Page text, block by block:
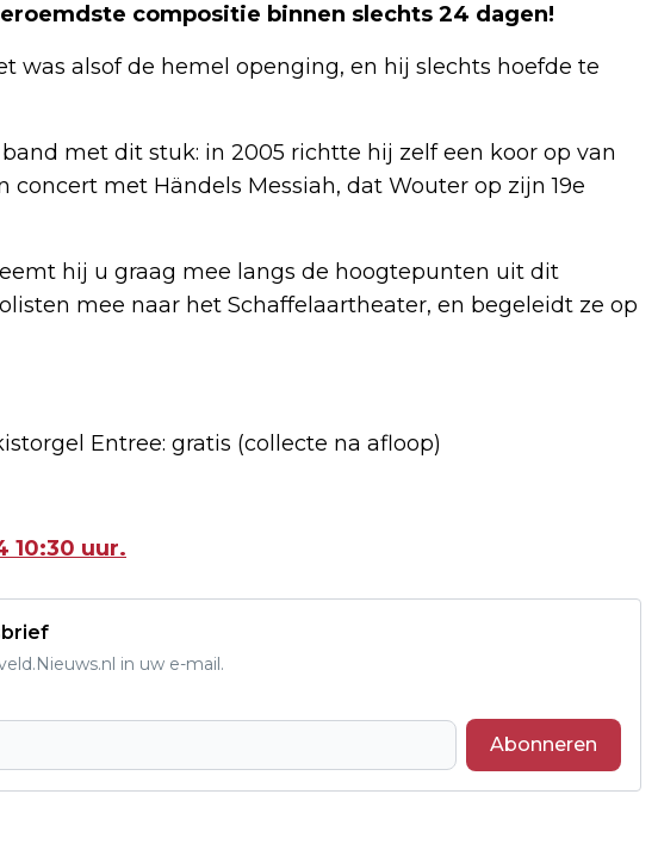
compositie binnen slechts 24 dagen!
was alsof de hemel openging, en hij slechts hoefde te
met dit stuk: in 2005 richtte hij zelf een koor op van
met Händels Messiah, dat Wouter op zijn 19e
hij u graag mee langs de hoogtepunten uit dit
mee naar het Schaffelaartheater, en begeleidt ze op
Entree: gratis (collecte na afloop)
10:30 uur.
in uw e-mail.
Abonneren